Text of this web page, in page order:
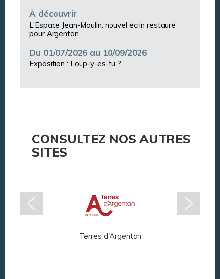
À découvrir
L’Espace Jean-Moulin, nouvel écrin restauré
pour Argentan
Du 01/07/2026 au 10/09/2026
Exposition : Loup-y-es-tu ?
CONSULTEZ NOS AUTRES
SITES
Terres d'Argentan